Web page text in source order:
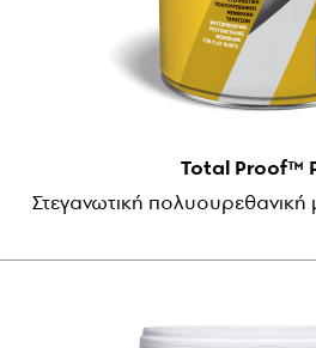
Total Proof™
Στεγανωτική